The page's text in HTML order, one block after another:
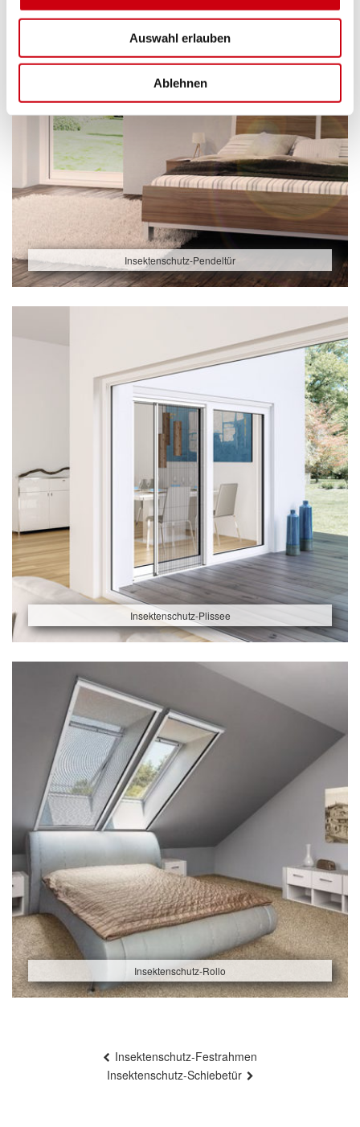
Auswahl erlauben
Ablehnen
Insektenschutz-Pendeltür
Insektenschutz-Plissee
Insektenschutz-Rollo
Insektenschutz-Festrahmen
Insektenschutz-Schiebetür